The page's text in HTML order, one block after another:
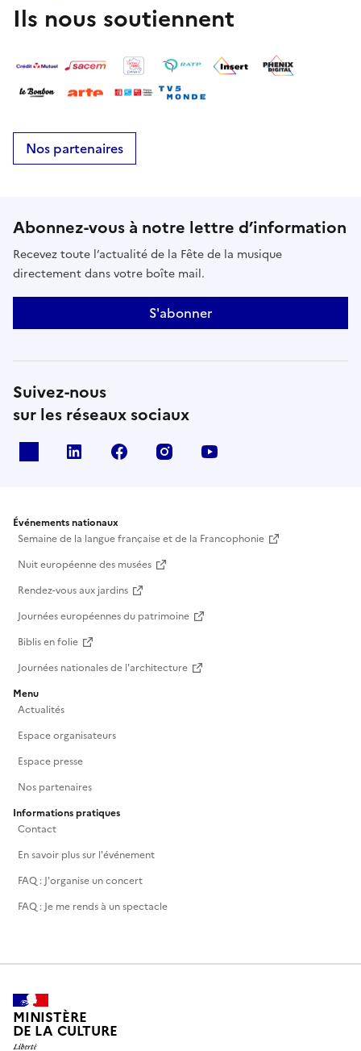
Ils nous soutiennent
Nos partenaires
Abonnez-vous à notre lettre d’information
Recevez toute l’actualité de la Fête de la musique
directement dans votre boîte mail.
S'abonner
Suivez-nous
sur les réseaux sociaux
Linkedin Facebook Instagram
Événements nationaux
Semaine de la langue française et de la Francophonie
Nuit européenne des musées
Rendez-vous aux jardins
Journées européennes du patrimoine
Biblis en folie
Journées nationales de l'architecture
Menu
Actualités
Espace organisateurs
Espace presse
Nos partenaires
Informations pratiques
Contact
En savoir plus sur l'événement
FAQ : J'organise un concert
FAQ : Je me rends à un spectacle
MINISTÈRE
DE LA CULTURE